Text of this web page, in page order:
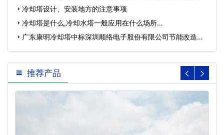
冷却塔设计、安装地方的注意事项
冷却塔是什么,冷却水塔一般应用在什么场所…
广东康明冷却塔中标深圳顺络电子股份有限公司节能改造工
程…
推荐产品